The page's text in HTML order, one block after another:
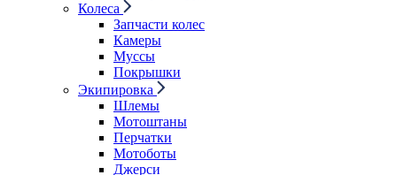
Колеса
Запчасти колес
Камеры
Муссы
Покрышки
Экипировка
Шлемы
Мотоштаны
Перчатки
Мотоботы
Джерси